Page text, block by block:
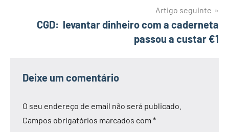
Artigo seguinte
CGD: levantar dinheiro com a caderneta
passou a custar €1
Deixe um comentário
O seu endereço de email não será publicado.
Campos obrigatórios marcados com *